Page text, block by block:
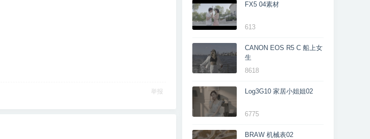
举报
FX5 04素材
613
CANON EOS R5 C 船上女
生
8618
Log3G10 家居小姐姐02
6775
BRAW 机械表02